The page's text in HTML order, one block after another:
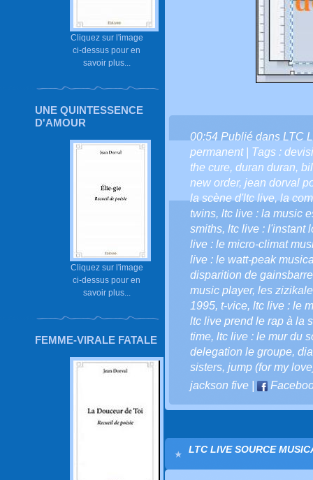
Cliquez sur l'image
ci-dessus pour en
savoir plus...
UNE QUINTESSENCE
D'AMOUR
Cliquez sur l'image
ci-dessus pour en
savoir plus...
FEMME-VIRALE FATALE
00:54 Publié dans LTC
permanent| Tags :
the cure, duran duran,
new order, jean dorval
la scène d'ltc live,la
twins, ltc live : la music
smiths, ltc live : l'instant
live : le micro-climat
live : le watt-peak
disparition de gainsbarre
music player, les
1995, t-vice, ltc live : le
ltc live prend le rap à la
time, ltc live : le mur du
delegation le groupe,
sisters, jump (for my
jackson five
LTC LIVE SOURCE